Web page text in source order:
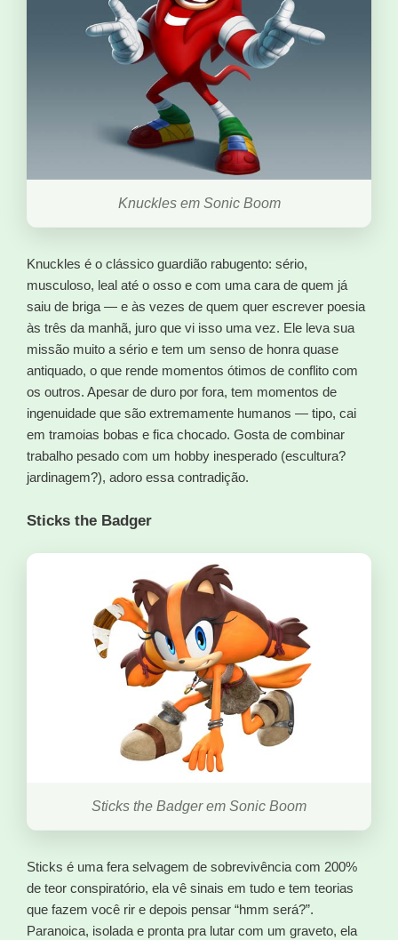
Knuckles em Sonic Boom
Knuckles é o clássico guardião rabugento: sério,
musculoso, leal até o osso e com uma cara de quem já
saiu de briga — e às vezes de quem quer escrever poesia
às três da manhã, juro que vi isso uma vez. Ele leva sua
missão muito a sério e tem um senso de honra quase
antiquado, o que rende momentos ótimos de conflito com
os outros. Apesar de duro por fora, tem momentos de
ingenuidade que são extremamente humanos — tipo, cai
em tramoias bobas e fica chocado. Gosta de combinar
trabalho pesado com um hobby inesperado (escultura?
jardinagem?), adoro essa contradição.
Sticks the Badger
Sticks the Badger em Sonic Boom
Sticks é uma fera selvagem de sobrevivência com 200%
de teor conspiratório, ela vê sinais em tudo e tem teorias
que fazem você rir e depois pensar “hmm será?”.
Paranoica, isolada e pronta pra lutar com um graveto, ela